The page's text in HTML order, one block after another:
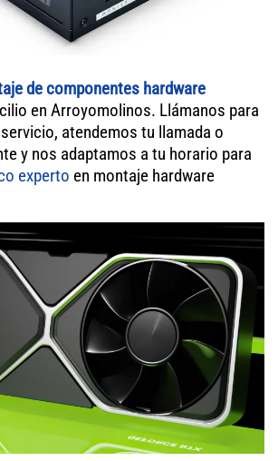
de componentes hardware
en Arroyomolinos. Llámanos para
atendemos tu llamada o
y nos adaptamos a tu horario para
experto en montaje hardware